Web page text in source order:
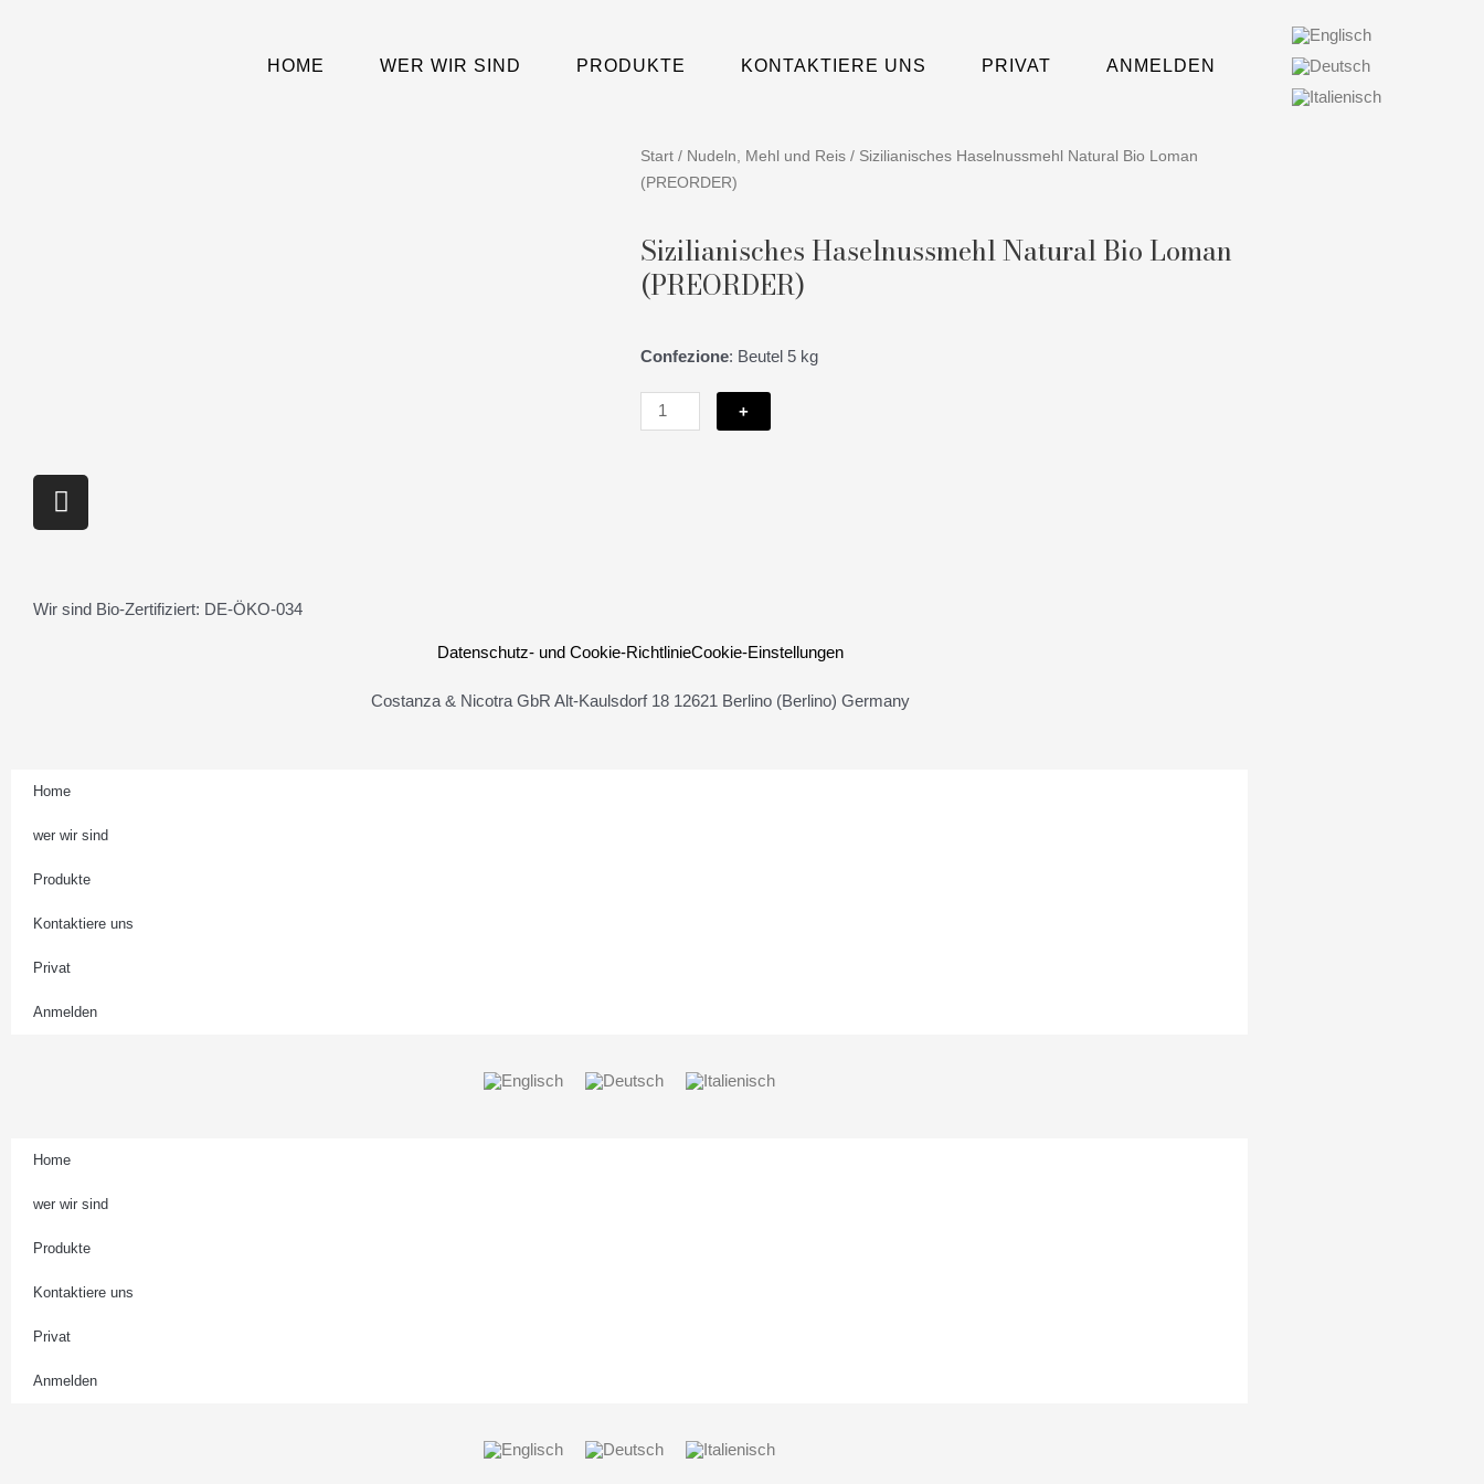
HOME WER WIR SIND PRODUKTE KONTAKTIERE UNS PRIVAT ANMELDEN
Start / Nudeln, Mehl und Reis / Sizilianisches Haselnussmehl Natural Bio Loman
(PREORDER)
Sizilianisches Haselnussmehl Natural Bio Loman
(PREORDER)
Confezione: Beutel 5 kg
Sizilianisches
Haselnussmehl
+
I
n
a
g
Wir sind Bio-Zertifiziert: DE-ÖKO-034
Datenschutz- und Cookie-RichtlinieCookie-Einstellungen
Costanza & Nicotra GbR Alt-Kaulsdorf 18 12621 Berlino (Berlino) Germany
Home
wer wir sind
Produkte
Kontaktiere uns
Privat
Anmelden
Home
wer wir sind
Produkte
Kontaktiere uns
Privat
Anmelden